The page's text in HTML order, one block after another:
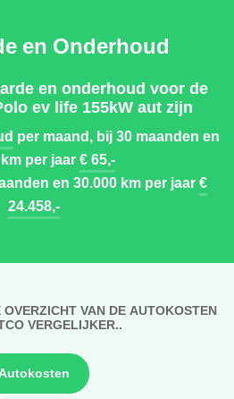
en Onderhoud
en onderhoud voor de
ev life 155kW aut zijn
per maand, bij 30 maanden en
per jaar€ 65,-
en 30.000 km per jaar€
24.458,-
VAN DE AUTOKOSTEN
VERGELIJKER..